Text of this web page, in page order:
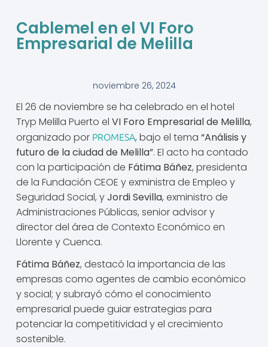
Cablemel en el VI Foro
Empresarial de Melilla
noviembre 26, 2024
El 26 de noviembre se ha celebrado en el hotel
Tryp Melilla Puerto el VI Foro Empresarial de Melilla,
organizado por PROMESA, bajo el tema “Análisis y
futuro de la ciudad de Melilla”. El acto ha contado
con la participación de Fátima Báñez, presidenta
de la Fundación CEOE y exministra de Empleo y
Seguridad Social, yJordi Sevilla, exministro de
Administraciones Públicas, senior advisor y
director del área de Contexto Económico en
Llorente y Cuenca.
Fátima Báñez, destacó la importancia de las
empresas como agentes de cambio económico
y social; y subrayó cómo el conocimiento
empresarial puede guiar estrategias para
potenciar la competitividad y el crecimiento
sostenible.